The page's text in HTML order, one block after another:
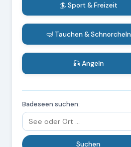
🏄 Sport & Freizeit
🤿 Tauchen & Schnorcheln
🎣 Angeln
Badeseen suchen: